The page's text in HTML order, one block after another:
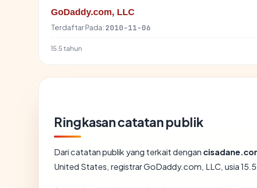
GoDaddy.com, LLC
Terdaftar Pada: 2010-11-06
15.5 tahun
Ringkasan catatan publik
Dari catatan publik yang terkait dengan
United States, registrar GoDaddy.com, LLC, usia